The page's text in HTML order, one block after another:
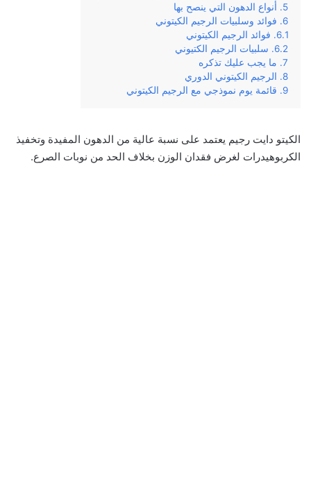
أنواع الدهون التي ينصح بها
فوائد وسلبيات الرجيم الكيتوني
فوائد الرجيم الكيتوني
سلبيات الرجيم الكتيوني
ما يجب عليك تذكره
الرجيم الكيتوني الدوري
قائمة يوم نموذجي مع الرجيم الكيتوني
الكيتو دايت رجيم يعتمد على نسبة عالية من الدهون المفيدة وتخفيذ
الكربوهيدرات لغرض فقدان الوزن بخلاف الحد من نوبات الصرع.